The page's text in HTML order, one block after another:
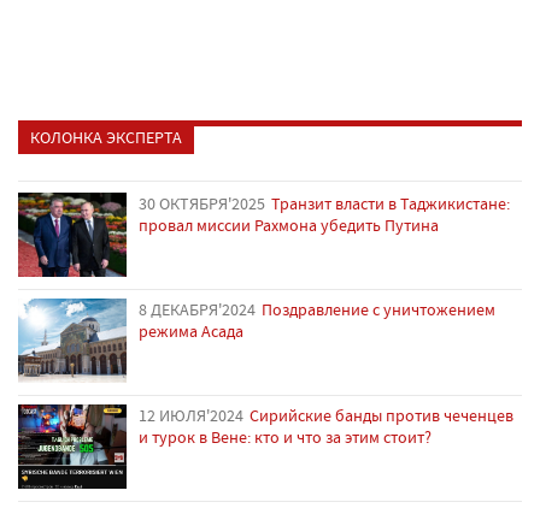
КОЛОНКА ЭКСПЕРТА
30 ОКТЯБРЯ'2025 Транзит власти в Таджикистане:
провал миссии Рахмона убедить Путина
8 ДЕКАБРЯ'2024 Поздравление с уничтожением
режима Асада
12 ИЮЛЯ'2024 Сирийские банды против чеченцев
и турок в Вене: кто и что за этим стоит?